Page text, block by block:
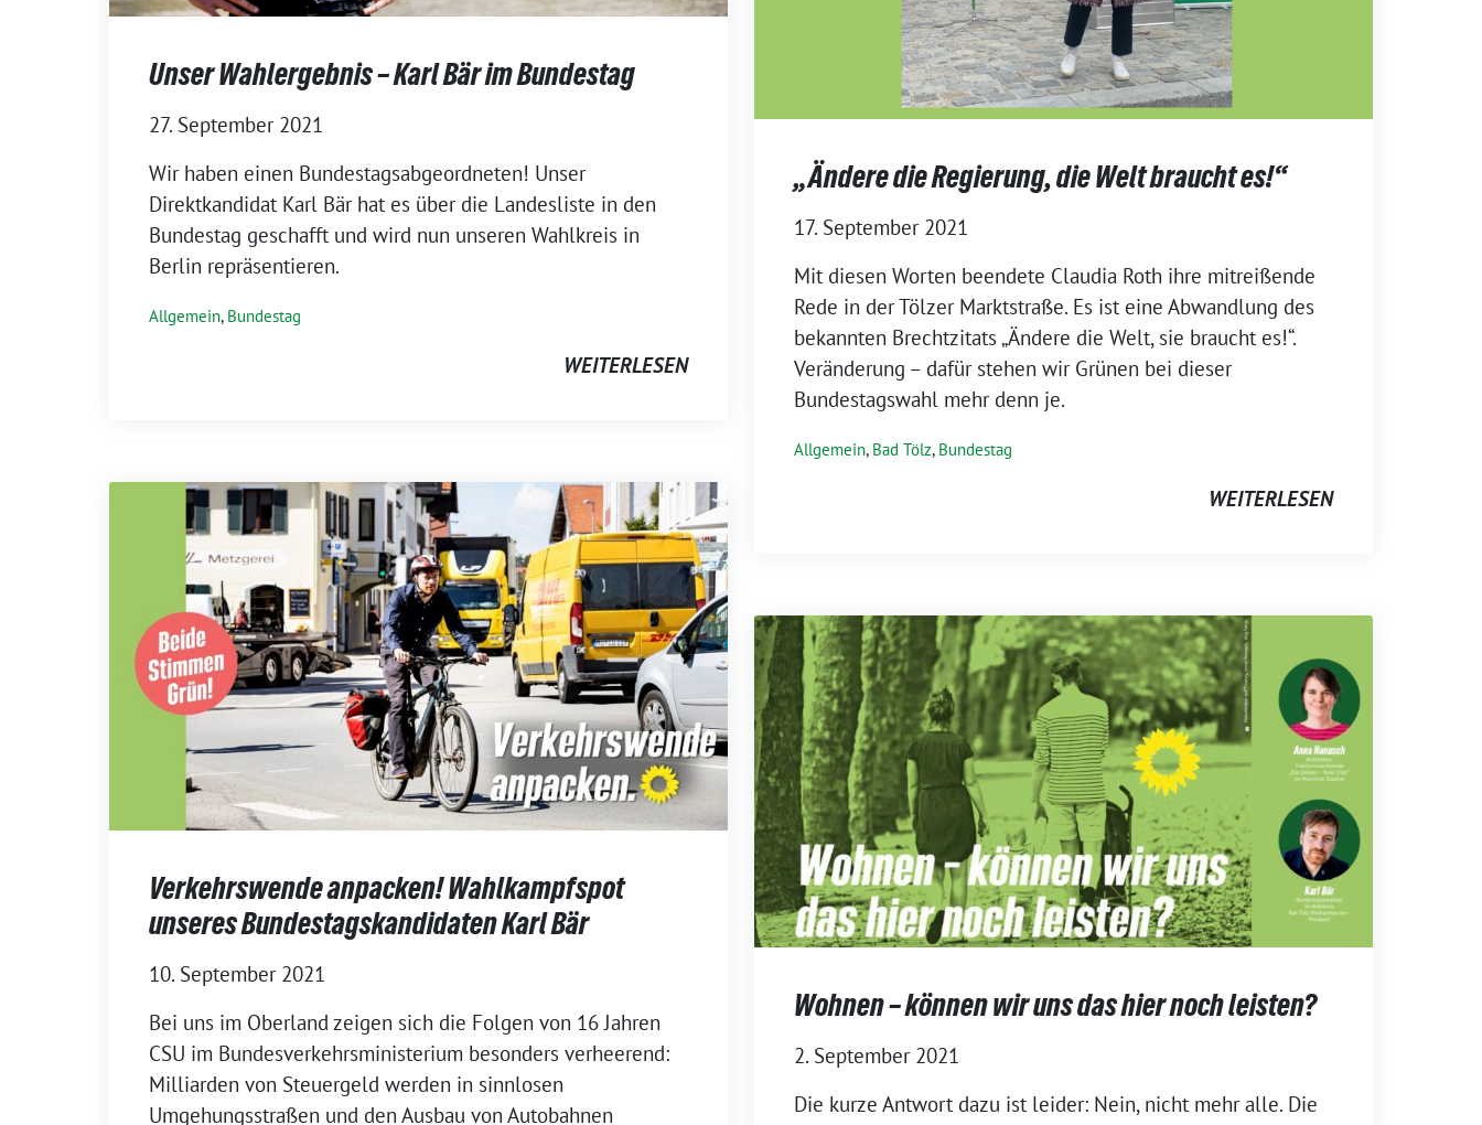
Unser Wahlergebnis – Karl Bär im Bundestag
27. September 2021
Wir haben einen Bundestagsabgeordneten! Unser
Direktkandidat Karl Bär hat es über die Landesliste in den
Bundestag geschafft und wird nun unseren Wahlkreis in
Berlin repräsentieren.
Allgemein, Bundestag
WEITERLESEN
„Ändere die Regierung, die Welt braucht es!“
17. September 2021
Mit diesen Worten beendete Claudia Roth ihre mitreißende
Rede in der Tölzer Marktstraße. Es ist eine Abwandlung des
bekannten Brechtzitats „Ändere die Welt, sie braucht es!“.
Veränderung – dafür stehen wir Grünen bei dieser
Bundestagswahl mehr denn je.
Allgemein, Bad Tölz, Bundestag
WEITERLESEN
Verkehrswende anpacken! Wahlkampfspot
unseres Bundestagskandidaten Karl Bär
10. September 2021
Bei uns im Oberland zeigen sich die Folgen von 16 Jahren
CSU im Bundesverkehrsministerium besonders verheerend:
Milliarden von Steuergeld werden in sinnlosen
Umgehungsstraßen und den Ausbau von Autobahnen
Wohnen – können wir uns das hier noch leisten?
2. September 2021
Die kurze Antwort dazu ist leider: Nein, nicht mehr alle. Die